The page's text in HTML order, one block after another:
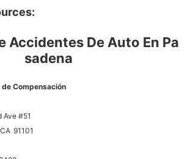
Accidentes De Auto En Pa
sadena
Compensación
Ave #51
CA 91101